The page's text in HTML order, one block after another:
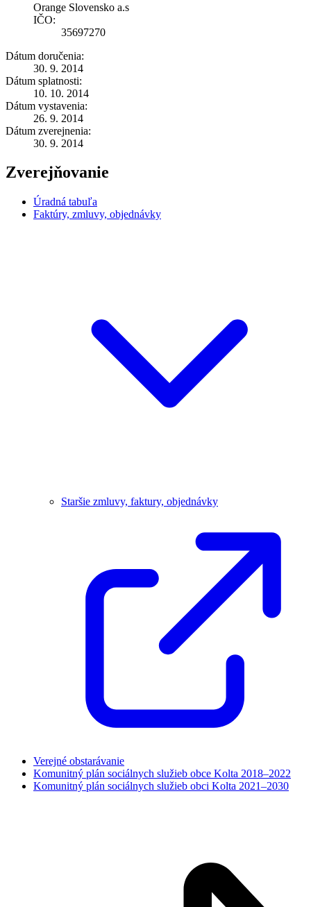
Orange Slovensko a.s
IČO:
35697270
Dátum doručenia:
30. 9. 2014
Dátum splatnosti:
10. 10. 2014
Dátum vystavenia:
26. 9. 2014
Dátum zverejnenia:
30. 9. 2014
Zverejňovanie
Úradná tabuľa
Faktúry, zmluvy, objednávky
Staršie zmluvy, faktury, objednávky
Verejné obstarávanie
Komunitný plán sociálnych služieb obce Kolta 2018–2022
Komunitný plán sociálnych služieb obci Kolta 2021–2030